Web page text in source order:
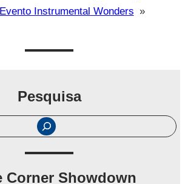
Instrumental Wonders »
Pesquisa
Corner Showdown